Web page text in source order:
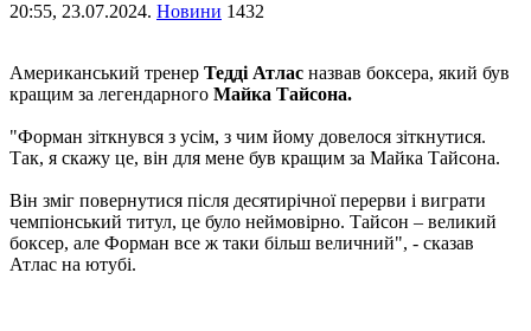
20:55, 23.07.2024. Новини 1432
Американський тренер Тедді Атлас назвав боксера, який був
кращим за легендарного Майка Тайсона.
"Форман зіткнувся з усім, з чим йому довелося зіткнутися.
Так, я скажу це, він для мене був кращим за Майка Тайсона.
Він зміг повернутися після десятирічної перерви і виграти
чемпіонський титул, це було неймовірно. Тайсон – великий
боксер, але Форман все ж таки більш величний", - сказав
Атлас на ютубі.